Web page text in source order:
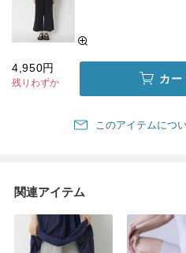
4,950円
残りわずか カー
このアイテムにつ
関連アイテム